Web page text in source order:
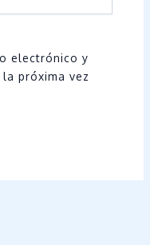
electrónico y
próxima vez